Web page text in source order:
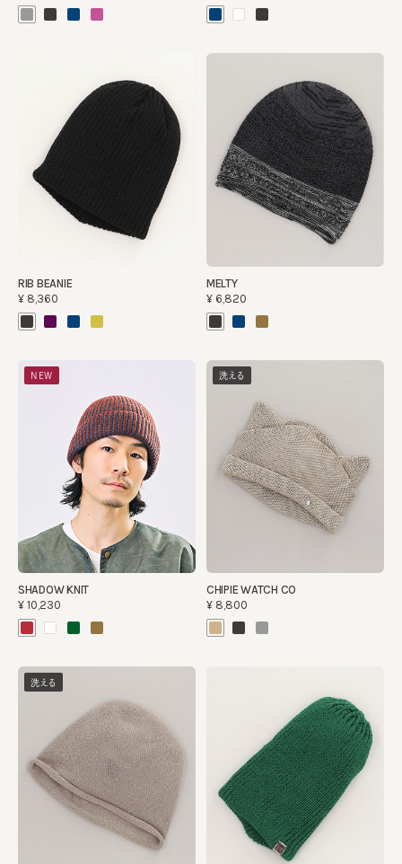
RIB BEANIE
¥8,360
MELTY
¥6,820
NEW
SHADOW KNIT
¥10,230
洗える
CHIPIE WATCH CO
¥8,800
洗える